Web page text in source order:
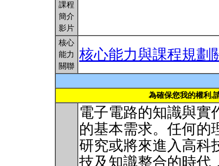
課程
簡介
影片
核心
能力
關聯
核心能力與課程規劃
為確保您我的權利,
電子電路的知識與實
的基本需求。任何的
研究或將來進入高科
技及知識整合的時代